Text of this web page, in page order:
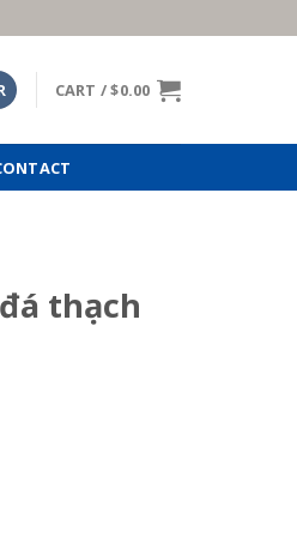
CART /$0.00
thạch